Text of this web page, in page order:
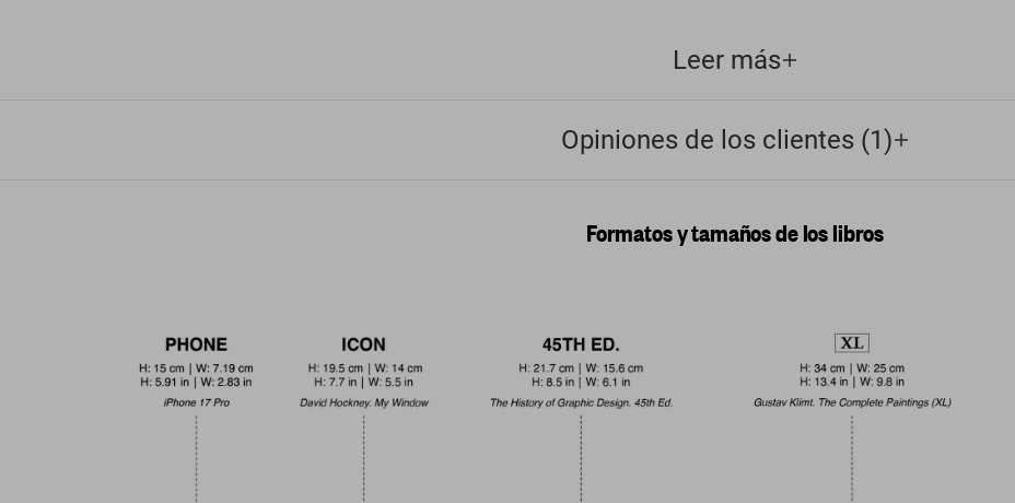
Leer más
Opiniones de los clientes (1)
Formatos y tamaños de los libros